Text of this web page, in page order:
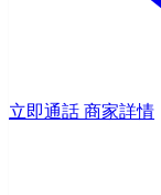
立即通話 商家詳情